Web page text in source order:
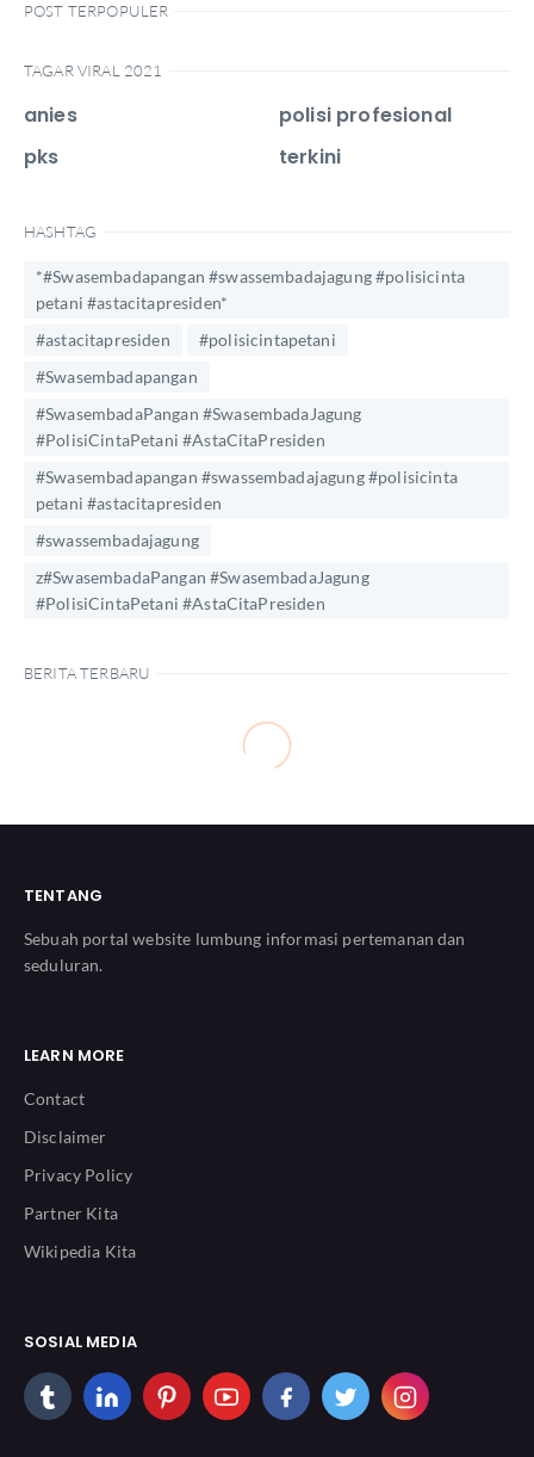
POST TERPOPULER
TAGAR VIRAL 2021
anies
pks
polisi profesional
terkini
HASHTAG
*#Swasembadapangan #swassembadajagung #polisicinta
petani #astacitapresiden*
#astacitapresiden
#polisicintapetani
#Swasembadapangan
#SwasembadaPangan #SwasembadaJagung
#PolisiCintaPetani #AstaCitaPresiden
#Swasembadapangan #swassembadajagung #polisicinta
petani #astacitapresiden
#swassembadajagung
z#SwasembadaPangan #SwasembadaJagung
#PolisiCintaPetani #AstaCitaPresiden
BERITA TERBARU
TENTANG
Sebuah portal website lumbung informasi pertemanan dan
seduluran.
LEARN MORE
Contact
Disclaimer
Privacy Policy
Partner Kita
Wikipedia Kita
SOSIAL MEDIA